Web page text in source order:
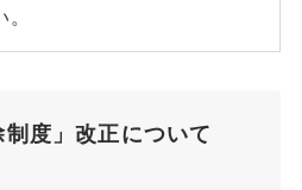
制度」改正について